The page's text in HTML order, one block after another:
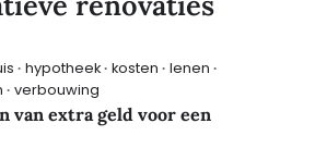
hypotheek kosten lenen
verbouwing
van extra geld voor een